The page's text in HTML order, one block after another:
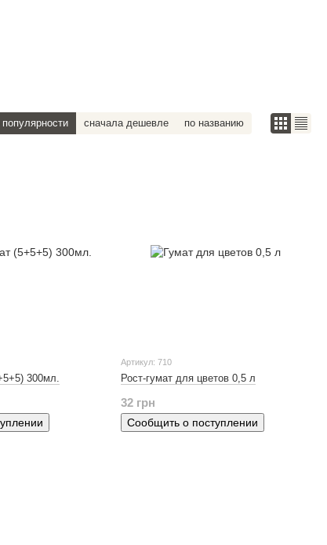
популярности сначала дешевле по названию
300мл.
Артикул: 710
Рост-гумат для цветов 0,5 л
32 грн
Сообщить о поступлении